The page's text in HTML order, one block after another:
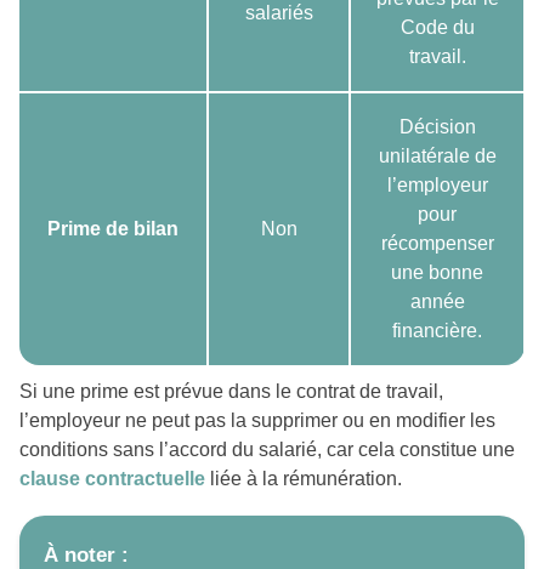
salariés
Code du
travail.
Prime de bilan Non
Décision
unilatérale de
l’employeur
pour
récompenser
une bonne
année
financière.
Si une prime est prévue dans le contrat de travail,
l’employeur ne peut pas la supprimer ou en modifier les
conditions sans l’accord du salarié, car cela constitue une
clause contractuelle liée à la rémunération.
À noter :